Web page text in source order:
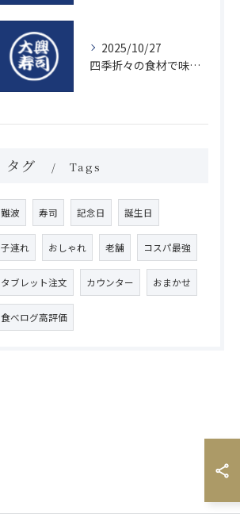
2025/10/27
四季折々の食材で味わう絶品握り寿司の魅力
タグ Tags
難波 寿司 記念日 誕生日
子連れ おしゃれ 老舗 コスパ最強
タブレット注文 カウンター おまかせ
食べログ高評価